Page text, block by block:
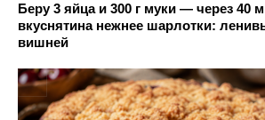
Беру 3 яйца и 300 г муки — через 40
вкуснятина нежнее шарлотки:
вишней